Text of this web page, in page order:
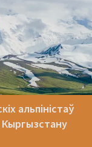
альпіністаў
Кыргызстану